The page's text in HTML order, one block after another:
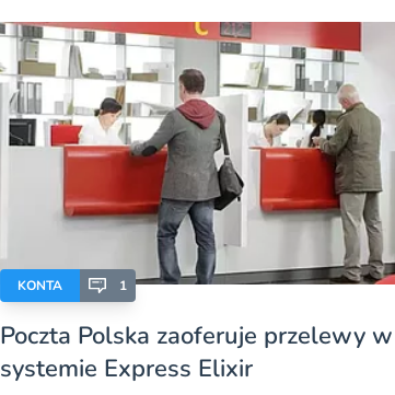
KONTA 1
Poczta Polska zaoferuje przelewy w
systemie Express Elixir